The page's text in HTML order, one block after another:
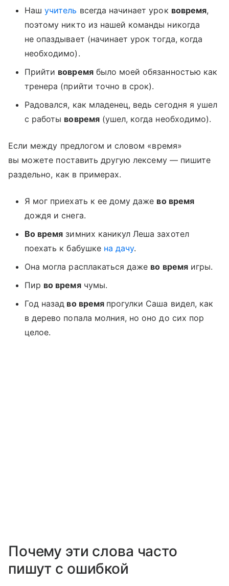
Нашучитель всегда начинает урок вовремя,
поэтому никто из нашей команды никогда
не опаздывает (начинает урок тогда, когда
необходимо).
Прийти вовремябыло моей обязанностью как
тренера (прийти точно в срок).
Радовался, как младенец, ведь сегодня я ушел
с работы вовремя(ушел, когда необходимо).
Если между предлогом и словом «время»
вы можете поставить другую лексему — пишите
раздельно, как в примерах.
Я мог приехать к ее дому даже во время
дождя и снега.
Во время зимних каникул Леша захотел
поехать к бабушке на дачу.
Она могла расплакаться даже во времяигры.
Пир во времячумы.
Год назад во время прогулки Саша видел, как
в дерево попала молния, но оно до сих пор
целое.
Почему эти слова часто
пишут с ошибкой